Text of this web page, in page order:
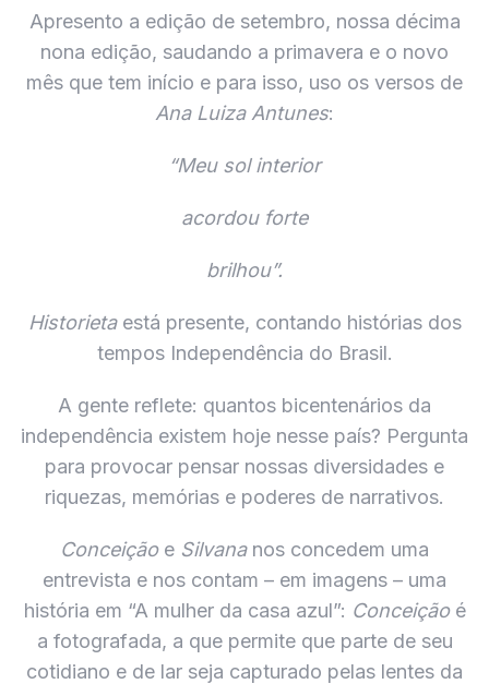
f
o
r
Apresento a edição de setembro, nossa décima
nona edição, saudando a primavera e o novo
mês que tem início e para isso, uso os versos de
Ana Luiza Antunes:
“Meu sol interior
acordou forte
brilhou”.
Historieta está presente, contando histórias dos
tempos Independência do Brasil.
A gente reflete: quantos bicentenários da
independência existem hoje nesse país? Pergunta
para provocar pensar nossas diversidades e
riquezas, memórias e poderes de narrativos.
Conceiçãoe Silvananos concedem uma
entrevista e nos contam – em imagens – uma
história em “A mulher da casa azul”: Conceiçãoé
a fotografada, a que permite que parte de seu
cotidiano e de lar seja capturado pelas lentes da